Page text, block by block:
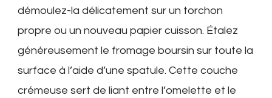
démoulez-la délicatement sur un torchon
propre ou un nouveau papier cuisson. Étalez
généreusement le fromage boursin sur toute la
surface à l’aide d’une spatule. Cette couche
crémeuse sert de liant entre l’omelette et le